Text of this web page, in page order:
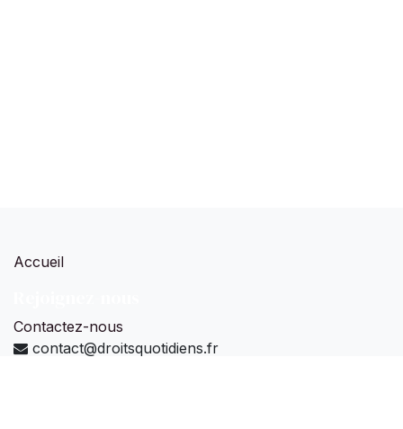
Accueil
Contactez-nous
contact@droitsquotidiens.fr